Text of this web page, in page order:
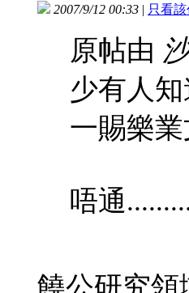
2007/9/12 00:33 | 只看
原帖由
少有人
一賜樂
唔通
饒公研究領